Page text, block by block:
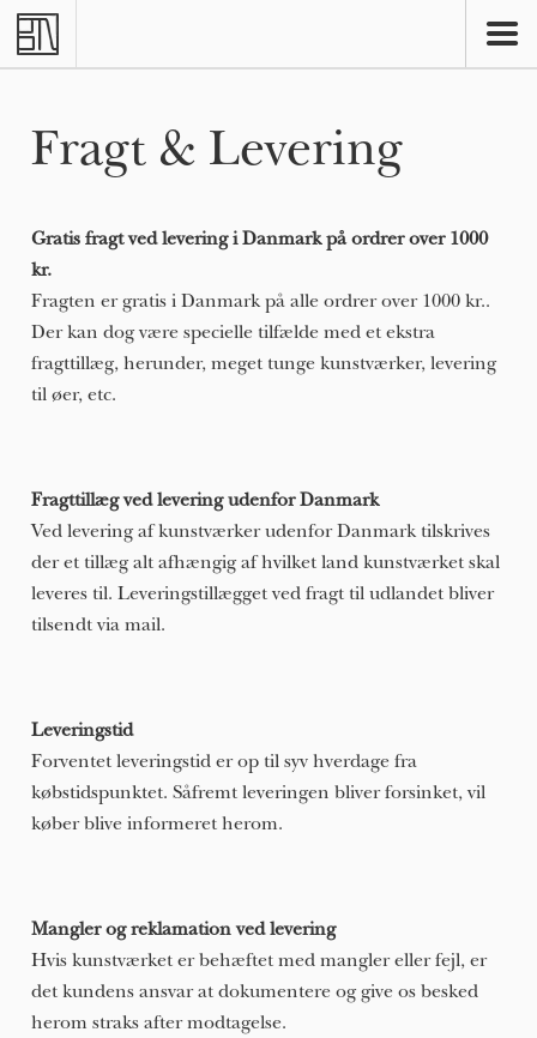
Skip to main content
Fragt & Levering
Gratis fragt ved levering i Danmark på ordrer over 1000
kr.
Fragten er gratis i Danmark på alle ordrer over 1000 kr..
Der kan dog være specielle tilfælde med et ekstra
fragttillæg, herunder, meget tunge kunstværker, levering
til øer, etc.
Fragttillæg ved levering udenfor Danmark
Ved levering af kunstværker udenfor Danmark tilskrives
der et tillæg alt afhængig af hvilket land kunstværket skal
leveres til. Leveringstillægget ved fragt til udlandet bliver
tilsendt via mail.
Leveringstid
Forventet leveringstid er op til syv hverdage fra
købstidspunktet. Såfremt leveringen bliver forsinket, vil
køber blive informeret herom.
Mangler og reklamation ved levering
Hvis kunstværket er behæftet med mangler eller fejl, er
det kundens ansvar at dokumentere og give os besked
herom straks after modtagelse.